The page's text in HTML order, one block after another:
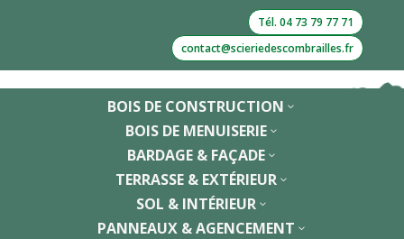
Tél. 04 73 79 77 71
contact@scieriedescombrailles.fr
3
BOIS DE CONSTRUCTION
3
BOIS DE MENUISERIE
3
BARDAGE & FAÇADE
3
TERRASSE & EXTÉRIEUR
3
SOL & INTÉRIEUR
3
PANNEAUX & AGENCEMENT